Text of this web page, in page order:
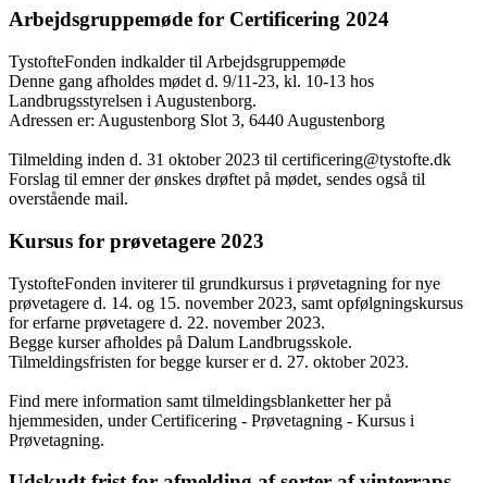
Arbejdsgruppemøde for Certificering 2024
TystofteFonden indkalder til Arbejdsgruppemøde
Denne gang afholdes mødet d. 9/11-23, kl. 10-13 hos
Landbrugsstyrelsen i Augustenborg.
Adressen er: Augustenborg Slot 3, 6440 Augustenborg
Tilmelding inden d. 31 oktober 2023 til certificering@tystofte.dk
Forslag til emner der ønskes drøftet på mødet, sendes også til
overstående mail.
Kursus for prøvetagere 2023
TystofteFonden inviterer til grundkursus i prøvetagning for nye
prøvetagere d. 14. og 15. november 2023, samt opfølgningskursus
for erfarne prøvetagere d. 22. november 2023.
Begge kurser afholdes på Dalum Landbrugsskole.
Tilmeldingsfristen for begge kurser er d. 27. oktober 2023.
Find mere information samt tilmeldingsblanketter her på
hjemmesiden, under Certificering - Prøvetagning - Kursus i
Prøvetagning.